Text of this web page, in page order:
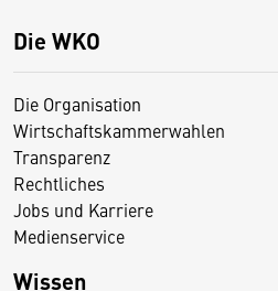
Die WKO
Die Organisation
Wirtschaftskammerwahlen
Transparenz
Rechtliches
Jobs und Karriere
Medienservice
Wissen